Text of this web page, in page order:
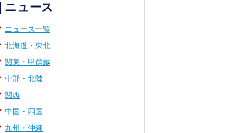
ニュース
ニュース一覧
北海道・東北
関東・甲信越
中部・北陸
関西
中国・四国
九州・沖縄